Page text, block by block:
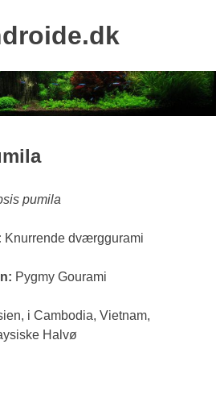
pumila
Knurrende dværggurami
Pygmy Gourami
i Cambodia, Vietnam,
Halvø